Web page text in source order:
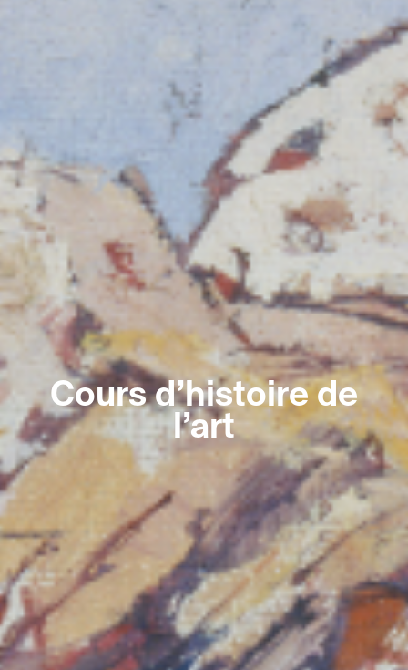
Cours d’histoire de
l’art